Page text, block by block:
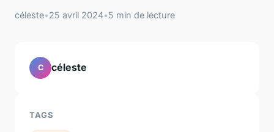
céleste•25 avril 2024•5 min de lecture
C céleste
TAGS